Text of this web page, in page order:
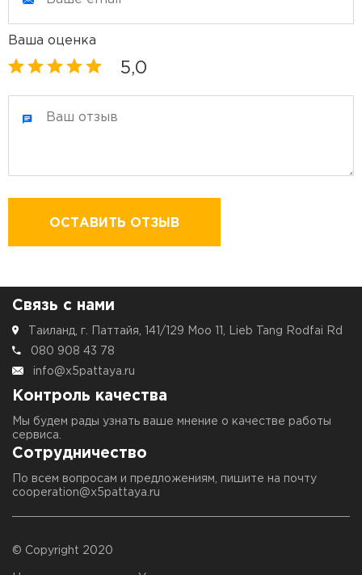
Ваша оценка
5,0
ОСТАВИТЬ ОТЗЫВ
Связь с нами
Таиланд, г. Паттайя, 141/129 Moo 11, Lieb Tang Rodfai Rd
080 908 43 78
info@x5pattaya.ru
Контроль качества
Мы будем рады узнать ваше мнение о качестве работы
сервиса.
Сотрудничество
По всем вопросам и предложениям, пишите на почту
cooperation@x5pattaya.ru
© Copyright 2020